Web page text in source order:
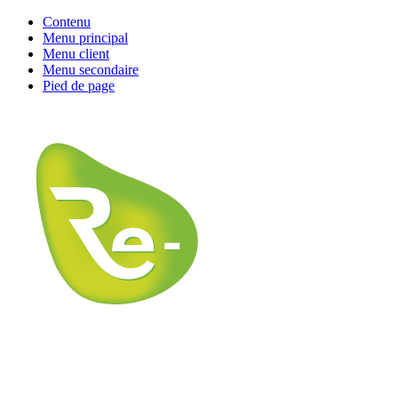
Contenu
Menu principal
Menu client
Menu secondaire
Pied de page